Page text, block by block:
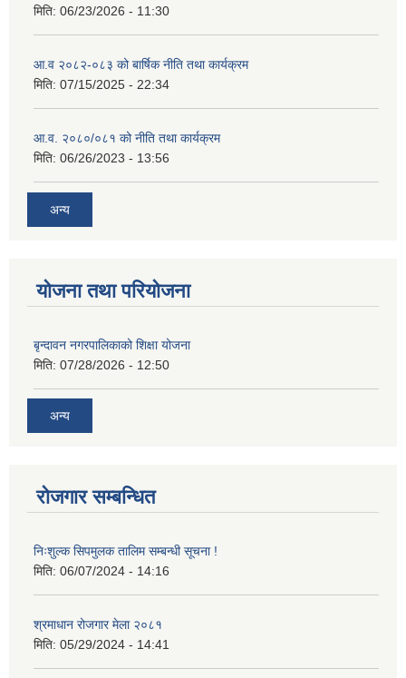
मिति: 06/23/2026 - 11:30
आ.व २०८२-०८३ को बार्षिक नीति तथा कार्यक्रम
मिति: 07/15/2025 - 22:34
आ.व. २०८०/०८१ को नीति तथा कार्यक्रम
मिति: 06/26/2023 - 13:56
अन्य
योजना तथा परियोजना
बृन्दावन नगरपालिकाको शिक्षा योजना
मिति: 07/28/2026 - 12:50
अन्य
रोजगार सम्बन्धित
निःशुल्क सिपमुलक तालिम सम्बन्धी सूचना !
मिति: 06/07/2024 - 14:16
श्रमाधान रोजगार मेला २०८१
मिति: 05/29/2024 - 14:41